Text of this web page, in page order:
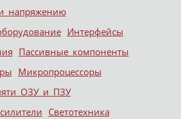
напряжению
Интерфейсы
Пассивные компоненты
Микропроцессоры
ОЗУ и ПЗУ
Светотехника